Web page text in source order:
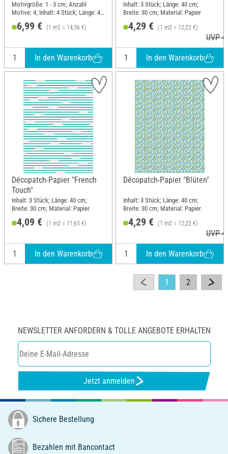
Motivgröße: 1 - 3 cm; Anzahl
Motive: 4; Inhalt: 4 Stück; Länge: 40
cm; Breite: 30 cm; Material: Papier
6,99 € (1 m2 = 14,56 €)
In den Warenkorb
Inhalt: 3 Stück; Länge: 40 cm;
Breite: 30 cm; Material: Papier
4,29 € (1 m2 = 12,22 €)
UVP
In den Warenkorb
Décopatch-Papier "French
Touch"
Inhalt: 3 Stück; Länge: 40 cm;
Breite: 30 cm; Material: Papier
4,09 € (1 m2 = 11,65 €)
In den Warenkorb
Décopatch-Papier "Blüten"
Inhalt: 3 Stück; Länge: 40 cm;
Breite: 30 cm; Material: Papier
4,29 € (1 m2 = 12,22 €)
UVP
In den Warenkorb
1 2
NEWSLETTER ANFORDERN & TOLLE ANGEBOTE ERHALTEN
Jetzt anmelden
Sichere Bestellung
Bezahlen mit Bancontact